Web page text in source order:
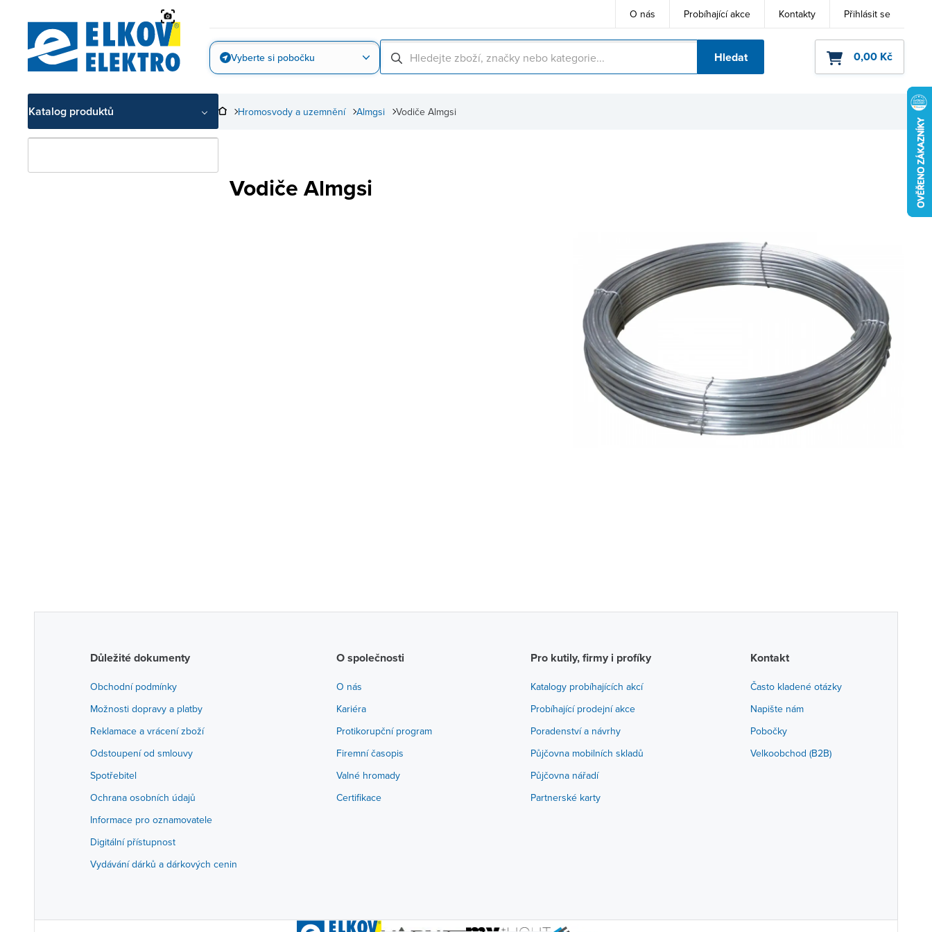
O nás Probíhající akce Kontakty Přihlásit se
Vyberte si pobočku Hledat 0,00 Kč
Katalog produktů Vodiče Almgsi
Almgsi
Hromosvody a uzemnění
Vodiče Almgsi
Důležité dokumenty
Obchodní podmínky
Možnosti dopravy a platby
Reklamace a vrácení zboží
Odstoupení od smlouvy
Spotřebitel
Ochrana osobních údajů
Informace pro oznamovatele
Digitální přístupnost
Vydávání dárků a dárkových cenin
O společnosti
O nás
Kariéra
Protikorupční program
Firemní časopis
Valné hromady
Certifikace
Pro kutily, firmy i profíky
Katalogy probíhajících akcí
Probíhající prodejní akce
Poradenství a návrhy
Půjčovna mobilních skladů
Půjčovna nářadí
Partnerské karty
Kontakt
Často kladené otázky
Napište nám
Pobočky
Velkoobchod (B2B)